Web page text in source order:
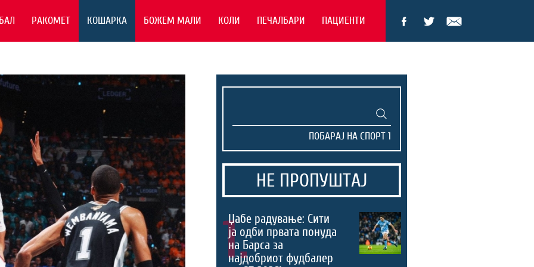
РАКОМЕТ КОШАРКА БОЖЕМ МАЛИ КОЛИ ПЕЧАЛБАРИ ПАЦИЕНТИ
НЕ ПРОПУШТАЈ
1.
Џабе радување: Сити
ја одби првата понуда
на Барса за
најдобриот фудбалер